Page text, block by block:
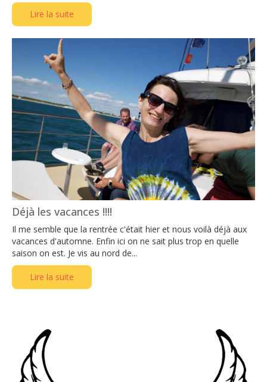
Lire la suite
Déjà les vacances !!!!
Il me semble que la rentrée c'était hier et nous voilà déjà aux
vacances d'automne. Enfin ici on ne sait plus trop en quelle
saison on est. Je vis au nord de...
Lire la suite